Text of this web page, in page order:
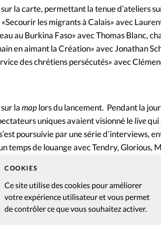
COOKIES
Ce site utilise des cookies pour améliorer
votre expérience utilisateur et vous permet
de contrôler ce que vous souhaitez activer.
la carte, permettant la tenue d’ateliers
les migrants à Calais» avec
au Burkina Faso» avec Thomas Blanc,
en aimant la Création» avec Jonathan
des chrétiens persécutés» avec
lamaplors du lancement. Pendant la
uniques avaient visionné lelivequi
poursuivie par une série d’interviews,
temps de louange avec Tendry, Glorious,
fraternel et solidaire qui s’en dégage, une
David Alonso, directeur de la
et discernent l’appel que Dieu a pour